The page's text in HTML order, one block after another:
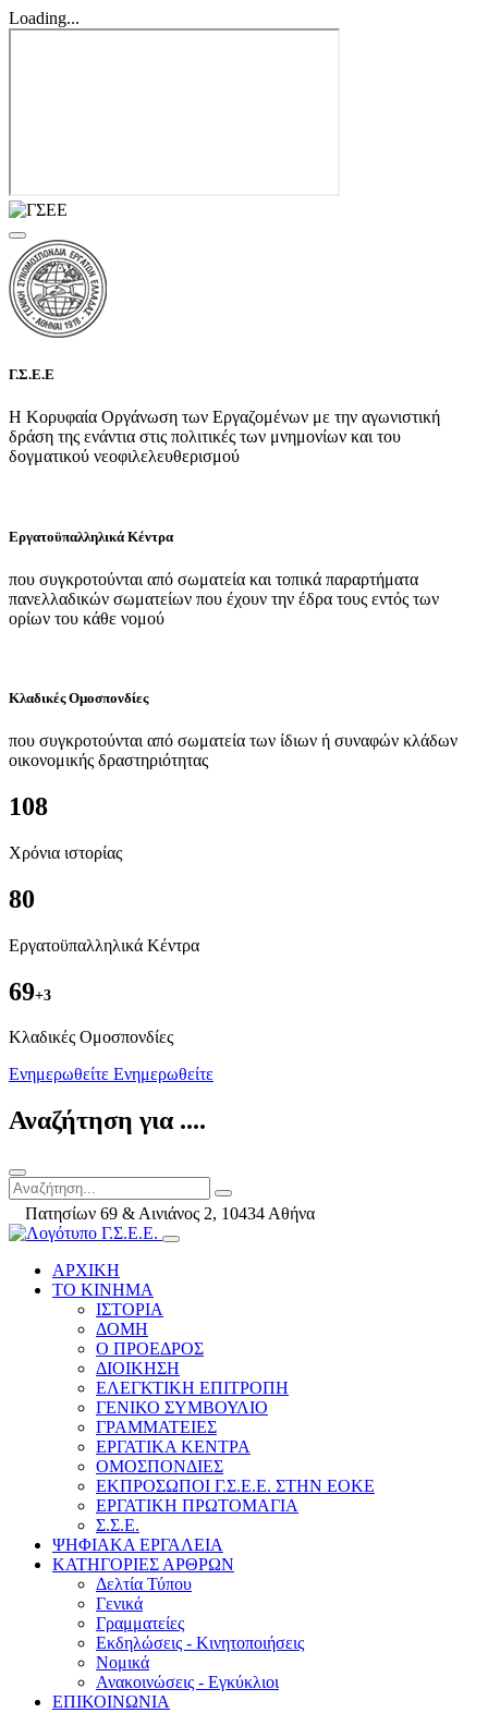
Loading...
Γ.Σ.Ε.Ε
Η Κορυφαία Οργάνωση των Εργαζομένων με την αγωνιστική
δράση της ενάντια στις πολιτικές των μνημονίων και του
δογματικού νεοφιλελευθερισμού
Εργατοϋπαλληλικά Κέντρα
που συγκροτούνται από σωματεία και τοπικά παραρτήματα
πανελλαδικών σωματείων που έχουν την έδρα τους εντός των
ορίων του κάθε νομού
Κλαδικές Ομοσπονδίες
που συγκροτούνται από σωματεία των ίδιων ή συναφών κλάδων
οικονομικής δραστηριότητας
108
Χρόνια ιστορίας
80
Εργατοϋπαλληλικά Κέντρα
69+3
Kλαδικές Ομοσπονδίες
Ενημερωθείτε Ενημερωθείτε
Αναζήτηση για ....
Πατησίων 69 & Αινιάνος 2, 10434 Αθήνα
ΑΡΧΙΚΗ
ΤΟ ΚΙΝΗΜΑ
ΙΣΤΟΡΙΑ
ΔΟΜΗ
Ο ΠΡΟΕΔΡΟΣ
ΔΙΟΙΚΗΣΗ
ΕΛΕΓΚΤΙΚΗ ΕΠΙΤΡΟΠΗ
ΓΕΝΙΚΟ ΣΥΜΒΟΥΛΙΟ
ΓΡΑΜΜΑΤΕΙΕΣ
ΕΡΓΑΤΙΚΑ ΚΕΝΤΡΑ
ΟΜΟΣΠΟΝΔΙΕΣ
ΕΚΠΡΟΣΩΠΟΙ Γ.Σ.Ε.Ε. ΣΤΗΝ ΕΟΚΕ
ΕΡΓΑΤΙΚΗ ΠΡΩΤΟΜΑΓΙΑ
Σ.Σ.Ε.
ΨΗΦΙΑΚΑ ΕΡΓΑΛΕΙΑ
ΚΑΤΗΓΟΡΙΕΣ ΑΡΘΡΩΝ
Δελτία Τύπου
Γενικά
Γραμματείες
Εκδηλώσεις - Κινητοποιήσεις
Νομικά
Ανακοινώσεις - Εγκύκλιοι
ΕΠΙΚΟΙΝΩΝΙΑ